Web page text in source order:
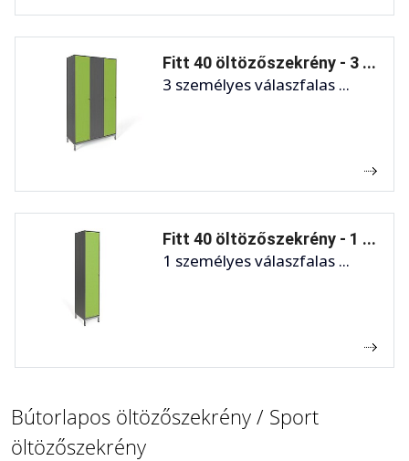
Fitt 40 öltözőszekrény - 3 ...
3 személyes válaszfalas ...
Fitt 40 öltözőszekrény - 1 ...
1 személyes válaszfalas ...
Bútorlapos öltözőszekrény / Sport
öltözőszekrény